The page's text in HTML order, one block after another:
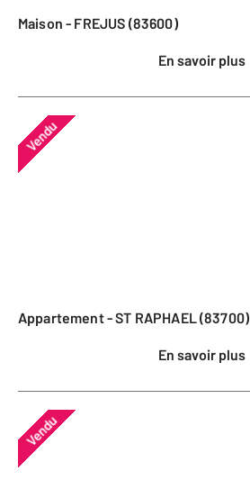
Maison - FREJUS (83600)
En savoir plus
Vendu
Appartement - ST RAPHAEL (83700)
En savoir plus
Vendu